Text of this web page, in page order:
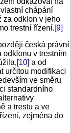
chápání
za odklon v jeho
trestní řízení.[9]
česká právní
odklonu v trestním
[10] a od
určitou modifikaci
ve směru
standardního
a trestu a ve
zejména do